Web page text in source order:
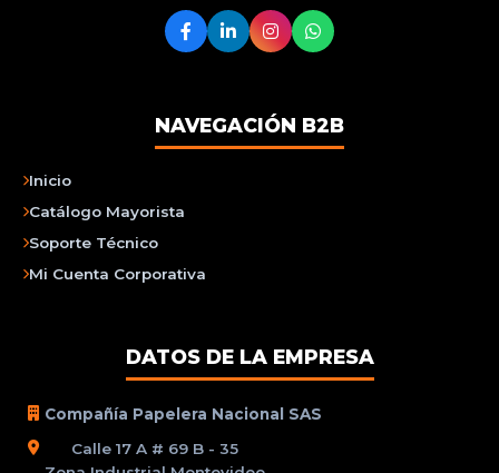
NAVEGACIÓN B2B
Inicio
Catálogo Mayorista
Soporte Técnico
Mi Cuenta Corporativa
DATOS DE LA EMPRESA
Compañía Papelera Nacional SAS
Calle 17 A # 69 B - 35